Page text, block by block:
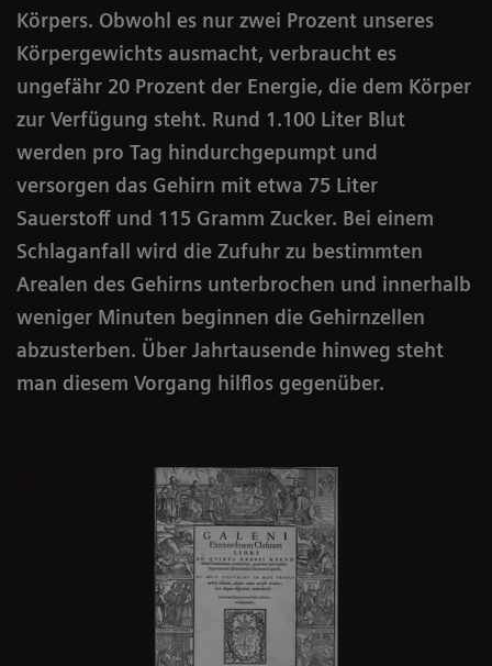
Körpers. Obwohl es nur zwei Prozent unseres
Körpergewichts ausmacht, verbraucht es
ungefähr 20 Prozent der Energie, die dem Körper
zur Verfügung steht. Rund 1.100 Liter Blut
werden pro Tag hindurchgepumpt und
versorgen das Gehirn mit etwa 75 Liter
Sauerstoff und 115 Gramm Zucker. Bei einem
Schlaganfall wird die Zufuhr zu bestimmten
Arealen des Gehirns unterbrochen und innerhalb
weniger Minuten beginnen die Gehirnzellen
abzusterben. Über Jahrtausende hinweg steht
man diesem Vorgang hilflos gegenüber.